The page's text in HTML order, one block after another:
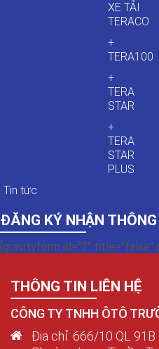
XE TẢI
TERACO
+
TERA100
+
TERA
STAR
+
TERA
STAR
PLUS
Tin tức
ĐĂNG KÝ NHẬN
[gravityform id="2" title="false"
THÔNG TIN LIÊN HỆ
CÔNG TY TNHH ÔTÔ
Địa chỉ: 666/10 QL 91B